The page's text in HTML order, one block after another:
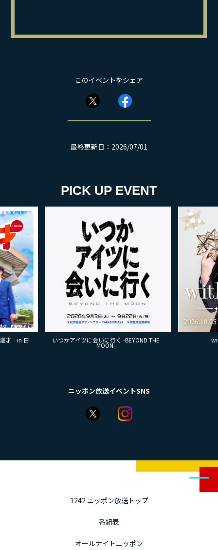
このイベントをシェア
最終更新日：2026/07/01
PICK UP EVENT
漫才 in 日 いつかアイツに会いに行く -BEYOND THE
MOON-
ニッポン放送イベントSNS
1242 ニッポン放送トップ
番組表
オールナイトニッポン